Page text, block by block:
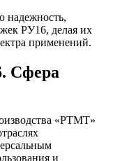
надежность,
РУ16, делая их
применений.
Сфера
«РТМТ»
и